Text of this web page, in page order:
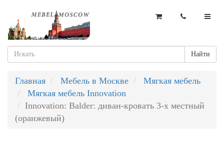
Найти
Главная Мебель в Москве
Мягкая мебель
Мягкая мебель Innovation
Innovation: Balder: диван-кровать 3-х местный
(оранжевый)